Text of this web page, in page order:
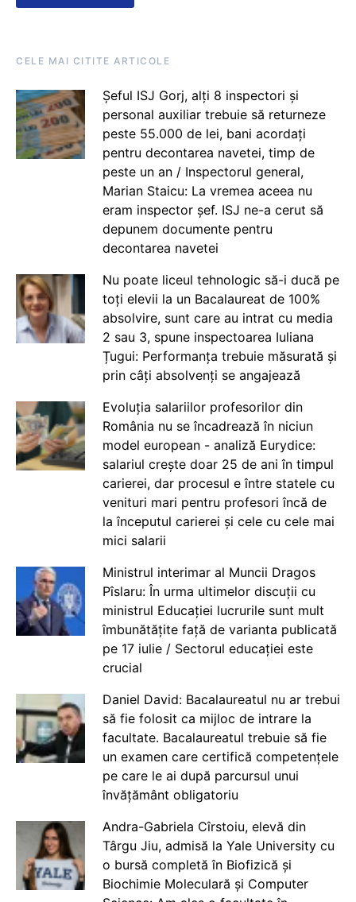
CELE MAI CITITE ARTICOLE
Șeful ISJ Gorj, alți 8 inspectori și
personal auxiliar trebuie să returneze
peste 55.000 de lei, bani acordați
pentru decontarea navetei, timp de
peste un an / Inspectorul general,
Marian Staicu: La vremea aceea nu
eram inspector șef. ISJ ne-a cerut să
depunem documente pentru
decontarea navetei
Nu poate liceul tehnologic să-i ducă pe
toți elevii la un Bacalaureat de 100%
absolvire, sunt care au intrat cu media
2 sau 3, spune inspectoarea Iuliana
Țugui: Performanța trebuie măsurată și
prin câți absolvenți se angajează
Evoluția salariilor profesorilor din
România nu se încadrează în niciun
model european - analiză Eurydice:
salariul crește doar 25 de ani în timpul
carierei, dar procesul e între statele cu
venituri mari pentru profesori încă de
la începutul carierei și cele cu cele mai
mici salarii
Ministrul interimar al Muncii Dragos
Pîslaru: În urma ultimelor discuții cu
ministrul Educației lucrurile sunt mult
îmbunătățite față de varianta publicată
pe 17 iulie / Sectorul educației este
crucial
Daniel David: Bacalaureatul nu ar trebui
să fie folosit ca mijloc de intrare la
facultate. Bacalaureatul trebuie să fie
un examen care certifică competențele
pe care le ai după parcursul unui
învățământ obligatoriu
Andra-Gabriela Cîrstoiu, elevă din
Târgu Jiu, admisă la Yale University cu
o bursă completă în Biofizică și
Biochimie Moleculară și Computer